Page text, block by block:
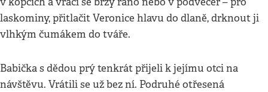
laskominy, přitlačit Veronice hlavu do dlaně, drknout ji
vlhkým čumákem do tváře.
Babička s dědou prý tenkrát přijeli k jejímu otci na
návštěvu. Vrátili se už bez ní. Podruhé otřesená